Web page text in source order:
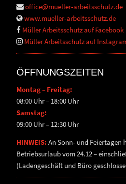
office@mueller-arbeitsschutz.de
www.mueller-arbeitsschutz.de
Müller Arbeitsschutz auf Facebook
Müller Arbeitsschutz auf
ÖFFNUNGSZEITEN
Montag – Freitag:
08:00 Uhr – 18:00 Uhr
Samstag:
09:00 Uhr – 12:30 Uhr
HINWEIS: An Sonn- und Feiertagen
Betriebsurlaub vom 24.12 –
(Ladengeschäft und Büro